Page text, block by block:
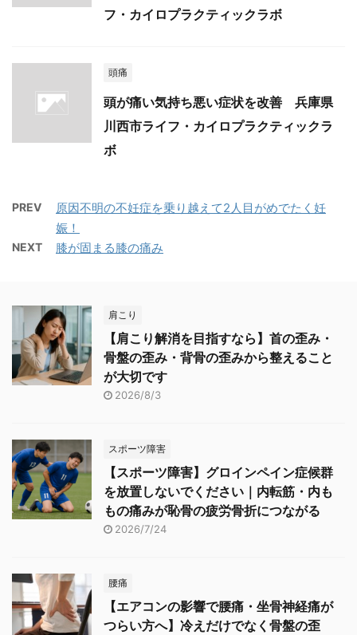
フ・カイロプラクティックラボ
頭痛
頭が痛い気持ち悪い症状を改善 兵庫県
川西市ライフ・カイロプラクティックラ
ボ
PREV
原因不明の不妊症を乗り越えて2人目がめでたく妊
娠！
NEXT 膝が固まる膝の痛み
肩こり
【肩こり解消を目指すなら】首の歪み・
骨盤の歪み・背骨の歪みから整えること
が大切です
2026/8/3
スポーツ障害
【スポーツ障害】グロインペイン症候群
を放置しないでください｜内転筋・内も
もの痛みが恥骨の疲労骨折につながる
2026/7/24
腰痛
【エアコンの影響で腰痛・坐骨神経痛が
つらい方へ】冷えだけでなく骨盤の歪